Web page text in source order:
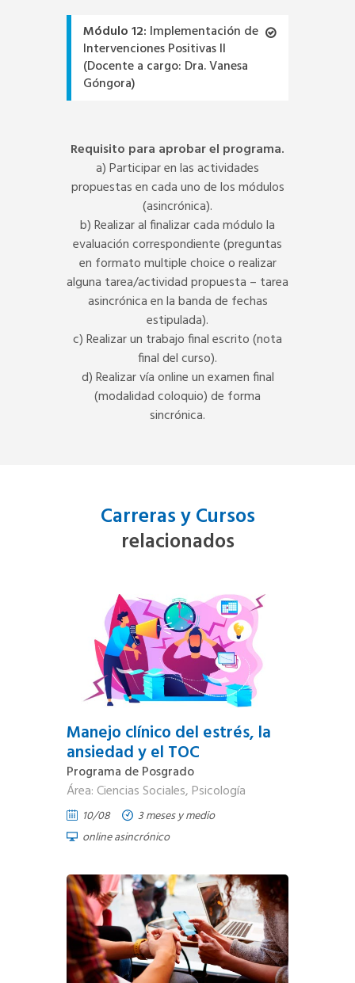
Módulo 12: Implementación de
Intervenciones Positivas II
(Docente a cargo: Dra. Vanesa
Góngora)
Requisito para aprobar el programa.
a) Participar en las actividades
propuestas en cada uno de los módulos
(asincrónica).
b) Realizar al finalizar cada módulo la
evaluación correspondiente (preguntas
en formato multiple choice o realizar
alguna tarea/actividad propuesta – tarea
asincrónica en la banda de fechas
estipulada).
c) Realizar un trabajo final escrito (nota
final del curso).
d) Realizar vía online un examen final
(modalidad coloquio) de forma
sincrónica.
Carreras y Cursos
relacionados
Manejo clínico del estrés, la
ansiedad y el TOC
Programa de Posgrado
Área: Ciencias Sociales, Psicología
10/08
3 meses y medio
online asincrónico